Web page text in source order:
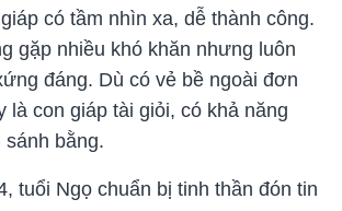
có tầm nhìn xa, dễ thành công.
gặp nhiều khó khăn nhưng luôn
đáng. Dù có vẻ bề ngoài đơn
là con giáp tài giỏi, có khả năng
sánh bằng.
tuổi Ngọ chuẩn bị tinh thần đón tin